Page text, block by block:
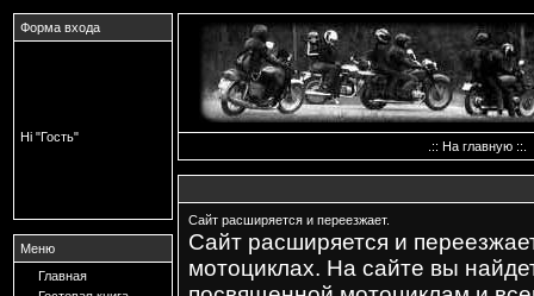
Форма входа
Hi "Гость"
Меню
Главная
.:: На главную ::.
Сайт расширяется и переезжает.
Сайт расширяется и
мотоциклах. На сайте вы